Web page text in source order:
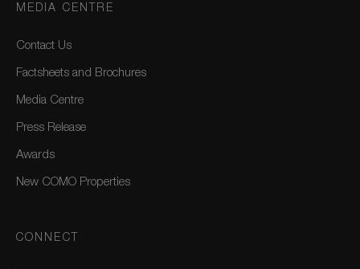
MEDIA CENTRE
Contact Us
Factsheets and Brochures
Media Centre
Press Release
Awards
New COMO Properties
CONNECT